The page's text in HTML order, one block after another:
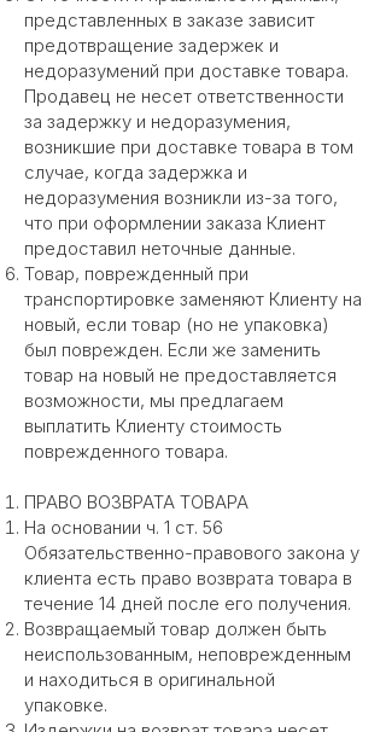
представленных в заказе зависит
предотвращение задержек и
недоразумений при доставке товара.
Продавец не несет ответственности
за задержку и недоразумения,
возникшие при доставке товара в том
случае, когда задержка и
недоразумения возникли из-за того,
что при оформлении заказа Клиент
предоставил неточные данные.
Товар, поврежденный при
транспортировке заменяют Клиенту на
новый, если товар (но не упаковка)
был поврежден. Если же заменить
товар на новый не предоставляется
возможности, мы предлагаем
выплатить Клиенту стоимость
поврежденного товара.
ПРАВО ВОЗВРАТА ТОВАРА
На основании ч. 1 ст. 56
Обязательственно-правового закона у
клиента есть право возврата товара в
течение 14 дней после его получения.
Возвращаемый товар должен быть
неиспользованным, неповрежденным
и находиться в оригинальной
упаковке.